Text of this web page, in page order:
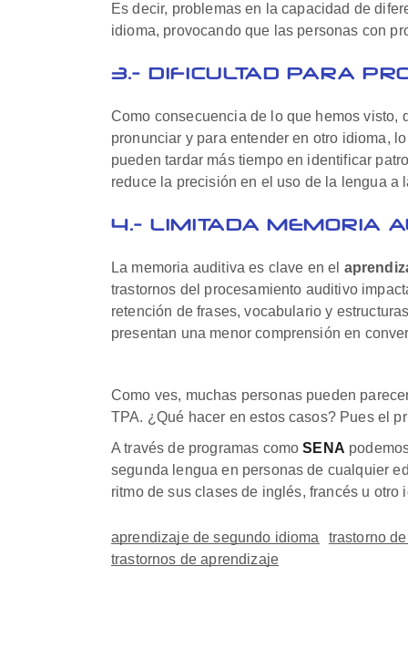
Es decir, problemas en la capacidad de
idioma, provocando que las personas con
3.- DIFICULTAD PARA
Como consecuencia de lo que hemos
pronunciar y para entender en otro idioma,
pueden tardar más tiempo en identificar
reduce la precisión en el uso de la lengua a
4.- LIMITADA MEMORIA
La memoria auditiva es clave en el
trastornos del procesamiento auditivo
retención de frases, vocabulario y
presentan una menor comprensión en
Como ves, muchas personas pueden
TPA. ¿Qué hacer en estos casos? Pues el
A través de programas comoSENA
segunda lengua en personas de cualquier
ritmo de sus clases de inglés, francés u otro
aprendizaje de segundo idioma
trastorno
trastornos de aprendizaje